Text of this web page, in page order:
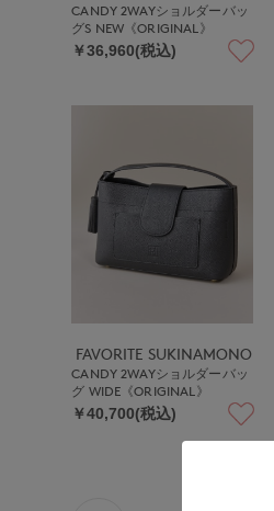
CANDY 2WAYショルダーバッ
グS NEW《ORIGINAL》
￥36,960(税込)
FAVORITE SUKINAMONO
CANDY 2WAYショルダーバッ
グ WIDE《ORIGINAL》
￥40,700(税込)